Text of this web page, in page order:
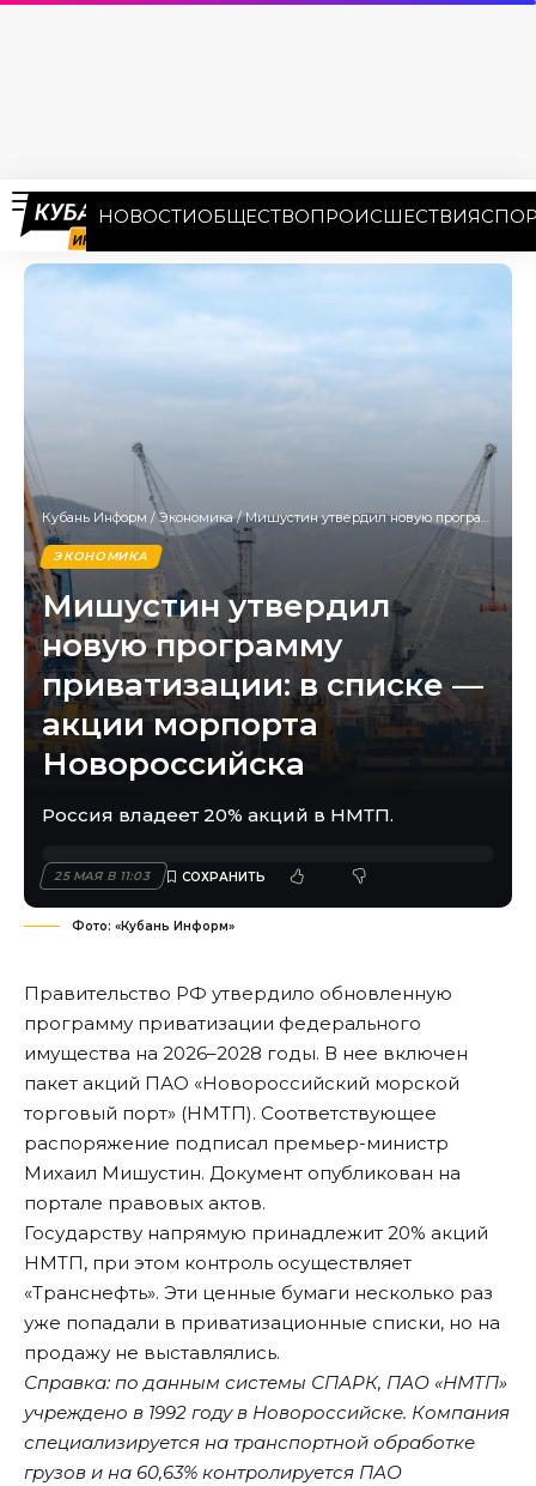
НОВОСТИОБЩЕСТВОПРОИСШЕСТВИЯ
Кубань Информ /Экономика/Мишустин утвердил новую программу приватизации: в списке — акции морпорта Новороссийска
ЭКОНОМИКА
Мишустин утвердил
новую программу
приватизации: в списке —
акции морпорта
Новороссийска
Россия владеет 20% акций в НМТП.
25 МАЯ В 11:03
Фото: «Кубань Информ»
Правительство РФ утвердило обновленную
программу приватизации федерального
имущества на 2026–2028 годы. В нее включен
пакет акций ПАО «Новороссийский морской
торговый порт» (НМТП). Соответствующее
распоряжение подписал премьер-министр
Михаил Мишустин. Документ опубликован на
портале правовых актов.
Государству напрямую принадлежит 20% акций
НМТП, при этом контроль осуществляет
«Транснефть». Эти ценные бумаги несколько раз
уже попадали в приватизационные списки, но на
продажу не выставлялись.
Справка: по данным системы СПАРК, ПАО «НМТП»
учреждено в 1992 году в Новороссийске. Компания
специализируется на транспортной обработке
грузов и на 60,63% контролируется ПАО